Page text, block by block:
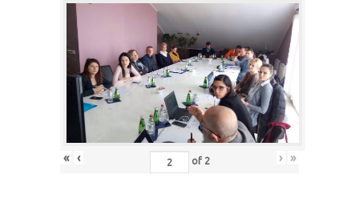
« ‹ of 2 › »